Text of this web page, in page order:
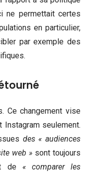
ne permettait certes
en particulier,
par exemple des
Ce changement vise
seulement.
des « audiences
web »sont toujours
de « comparer les